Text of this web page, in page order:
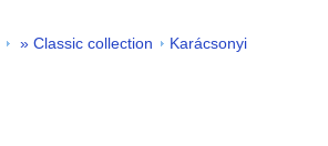
» Classic collection
Karácsonyi